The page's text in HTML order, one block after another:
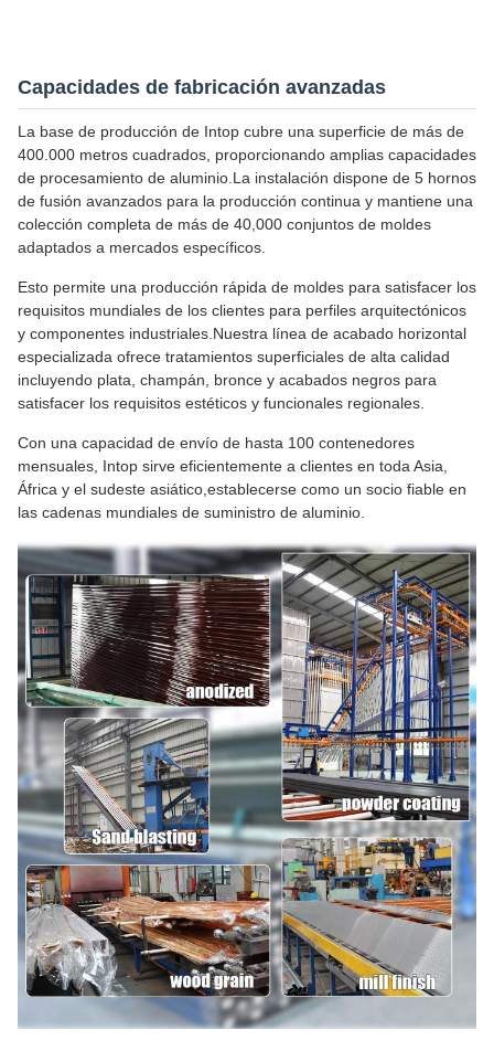
Capacidades de fabricación avanzadas
La base de producción de Intop cubre una superficie de más de
400.000 metros cuadrados, proporcionando amplias capacidades
de procesamiento de aluminio.La instalación dispone de 5 hornos
de fusión avanzados para la producción continua y mantiene una
colección completa de más de 40,000 conjuntos de moldes
adaptados a mercados específicos.
Esto permite una producción rápida de moldes para satisfacer los
requisitos mundiales de los clientes para perfiles arquitectónicos
y componentes industriales.Nuestra línea de acabado horizontal
especializada ofrece tratamientos superficiales de alta calidad
incluyendo plata, champán, bronce y acabados negros para
satisfacer los requisitos estéticos y funcionales regionales.
Con una capacidad de envío de hasta 100 contenedores
mensuales, Intop sirve eficientemente a clientes en toda Asia,
África y el sudeste asiático,establecerse como un socio fiable en
las cadenas mundiales de suministro de aluminio.